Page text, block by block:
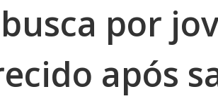
por
após